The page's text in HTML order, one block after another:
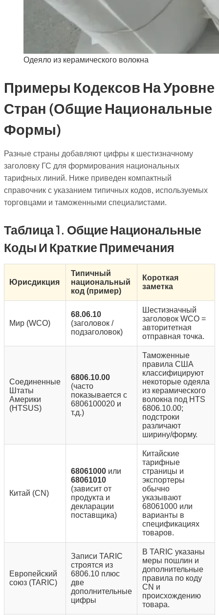
Одеяло из керамического волокна
Примеры Кодексов На Уровне
Стран (общие Национальные
Формы)
Разные страны добавляют цифры к шестизначному
заголовку ГС для формирования национальных
тарифных линий. Ниже приведен компактный
справочник с указанием типичных кодов, используемых
торговцами и таможенными специалистами.
Таблица 1. Общие Национальные
Коды И Краткие Примечания
Юрисдикция
Типичный
национальный
код (пример)
Короткая
заметка
Мир (WCO)
68.06.10
(заголовок /
подзаголовок)
Шестизначный
заголовок WCO =
авторитетная
отправная точка.
Соединенные
Штаты
Америки
(HTSUS)
6806.10.00
(часто
показывается с
6806100020 и
т.д.)
Таможенные
правила США
классифицируют
некоторые одеяла
из керамического
волокна под HTS
6806.10.00;
подстроки
различают
ширину/форму.
Китай (CN)
68061000 или
68061010
(зависит от
продукта и
декларации
поставщика)
Китайские
тарифные
страницы и
экспортеры
обычно
указывают
68061000 или
варианты в
спецификациях
товаров.
Европейский
союз (TARIC)
Записи TARIC
строятся из
6806.10 плюс
две
дополнительные
цифры
В TARIC указаны
меры пошлин и
дополнительные
правила по коду
CN и
происхождению
товара.